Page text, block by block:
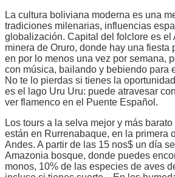
La cultura boliviana moderna es una
tradiciones milenarias, influencias
globalización. Capital del folclore es el
minera de Oruro, donde hay una fiesta
en por lo menos una vez por semana,
con música, bailando y bebiendo para
No te lo pierdas si tienes la
es el lago Uru Uru: puede atravesar
ver flamenco en el Puente Español.
Los tours a la selva mejor y más
están en Rurrenabaque, en la primera
Andes. A partir de las 15 nos$ un día
Amazonia bosque, donde puedes
monos, 10% de las especies de aves